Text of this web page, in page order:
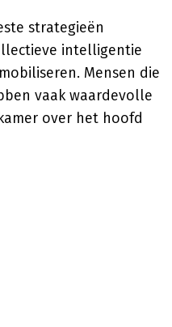
strategieën
intelligentie
Mensen die
vaak waardevolle
over het hoofd